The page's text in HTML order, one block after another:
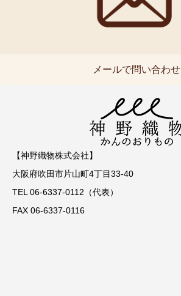
メールで問い合わせ
【神野織物株式会社】
大阪府吹田市片山町4丁目33-40
TEL 06-6337-0112（代表）
FAX 06-6337-0116